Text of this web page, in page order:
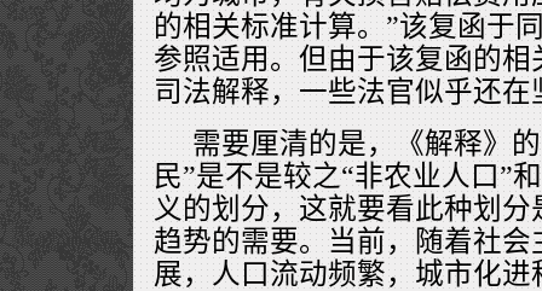
的相关标准计算。”该复函于
参照适用。但由于该复函的
司法解释，一些法官似乎还
需要厘清的是，《解释》
民”是不是较之“非农业人口”
义的划分，这就要看此种划
趋势的需要。当前，随着社
展，人口流动频繁，城市化